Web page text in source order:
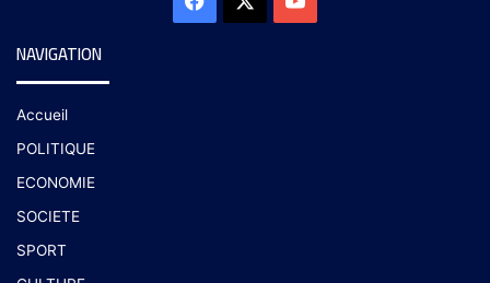
NAVIGATION
Accueil
POLITIQUE
ECONOMIE
SOCIETE
SPORT